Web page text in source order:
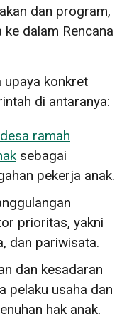
dan program,
dalam Rencana
upaya konkret
di antaranya:
desa ramah
sebagai
pekerja anak.
prioritas, yakni
dan pariwisata.
dan kesadaran
pelaku usaha dan
hak anak,